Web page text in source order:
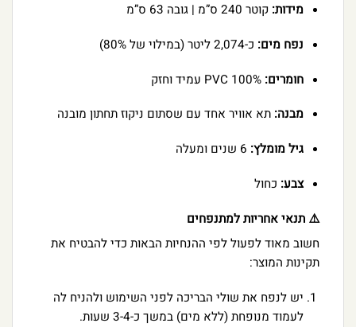
מידות: קוטר 240 ס”מ | גובה 63 ס”מ
נפח מים: כ-2,074 ליטר (במילוי של 80%)
חומרים:
מבנה: תא אוויר אחד עם שסתום ניקוז תחתון מובנה
גיל מומלץ:
צבע: כחול
⚠️ תנאי אחריות למתנפחים
חשוב מאוד לפעול לפי ההנחיות הבאות כדי להבטיח את
תקינות המוצר:
יש לנפח את שולי הבריכה לפני השימוש ולהניח לה
לעמוד מנופחת (ללא מים) במשך כ-3-4 שעות.